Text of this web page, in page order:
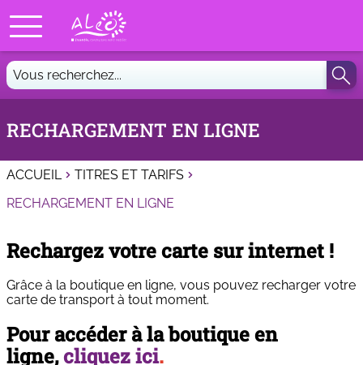
RECHARGEMENT EN LIGNE
ACCUEIL
TITRES ET TARIFS
RECHARGEMENT EN LIGNE
Rechargez votre carte sur internet !
Grâce à la boutique en ligne, vous pouvez recharger votre
carte de transport à tout moment.
Pour accéder à la boutique en
ligne,cliquez ici.